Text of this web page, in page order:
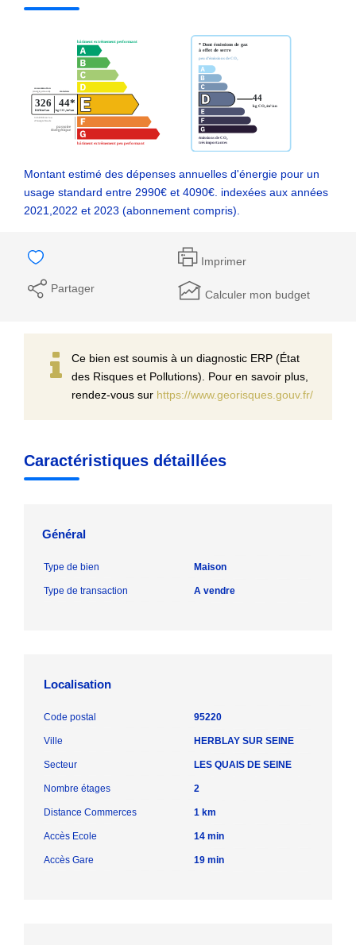
Montant estimé des dépenses annuelles d'énergie pour un
usage standard entre 2990€ et 4090€. indexées aux années
2021,2022 et 2023 (abonnement compris).
Imprimer
Partager Calculer mon budget
Ce bien est soumis à un diagnostic ERP (État
des Risques et Pollutions). Pour en savoir plus,
rendez-vous sur https://www.georisques.gouv.fr/
Caractéristiques détaillées
Général
Type de bien Maison
Type de transaction A vendre
Localisation
Code postal 95220
Ville HERBLAY SUR SEINE
Secteur LES QUAIS DE SEINE
Nombre étages 2
Distance Commerces 1 km
Accès Ecole 14 min
Accès Gare 19 min